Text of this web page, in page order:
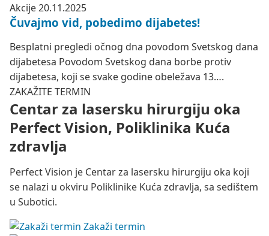
Akcije20.11.2025
Čuvajmo vid, pobedimo dijabetes!
Besplatni pregledi očnog dna povodom Svetskog dana
dijabetesa Povodom Svetskog dana borbe protiv
dijabetesa, koji se svake godine obeležava 13….
ZAKAŽITE TERMIN
Centar za lasersku hirurgiju oka
Perfect Vision, Poliklinika Kuća
zdravlja
Perfect Vision je Centar za lasersku hirurgiju oka koji
se nalazi u okviru Poliklinike Kuća zdravlja, sa sedištem
u Subotici.
Zakaži termin